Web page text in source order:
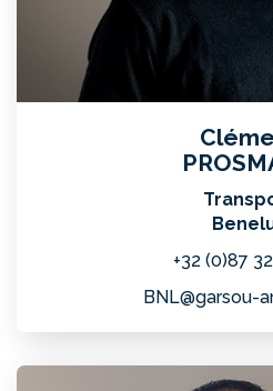
+32 (0)87
BNL@garsou-